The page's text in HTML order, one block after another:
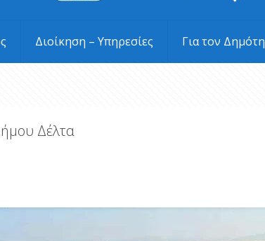
Διοίκηση – Υπηρεσίες Για τον Δημότη
Δέλτα